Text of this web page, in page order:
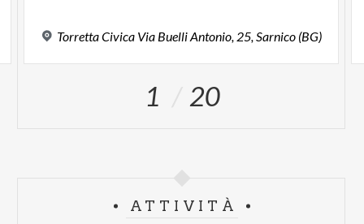
TorrettaCivica Via BuelliAntonio, 25, Sarnico (BG)
1 20
ATTIVITÀ